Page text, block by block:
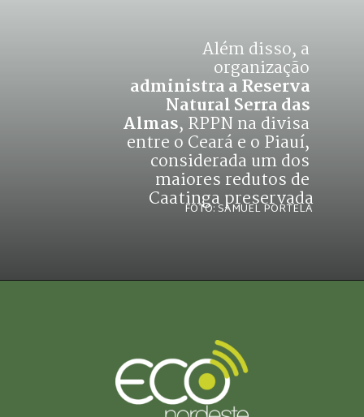
Além disso, a
administra a Reserva
Natural Serra das
Almas, RPPN na divisa
entre o Ceará e o Piauí,
considerada um dos
maiores redutos de
Caatinga preservada
FOTO: SAMUEL PORTELA